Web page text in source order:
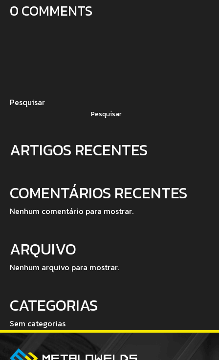
0 COMMENTS
Pesquisar
Pesquisar
ARTIGOS RECENTES
COMENTÁRIOS RECENTES
Nenhum comentário para mostrar.
ARQUIVO
Nenhum arquivo para mostrar.
CATEGORIAS
Sem categorias